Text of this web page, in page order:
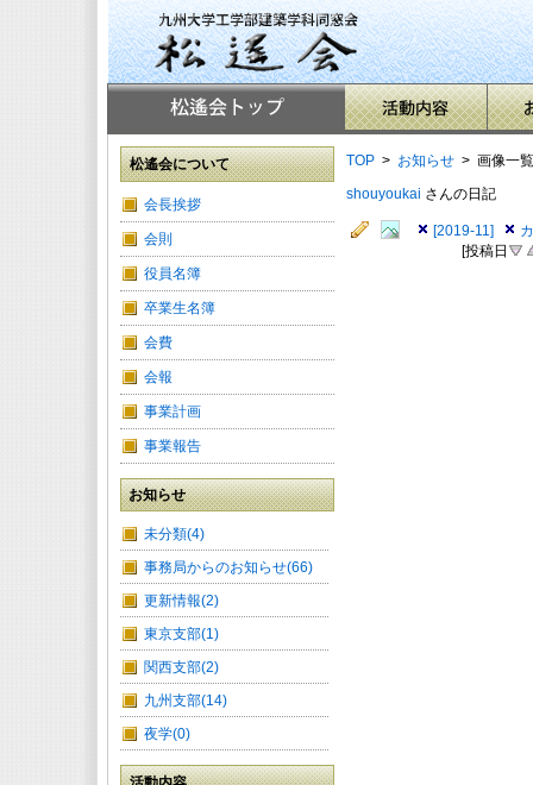
松遙会について
会長挨拶
会則
役員名簿
卒業生名簿
会費
会報
事業計画
事業報告
お知らせ
未分類(4)
事務局からのお知らせ(66)
更新情報(2)
東京支部(1)
関西支部(2)
九州支部(14)
夜学(0)
TOP > お知らせ > 画像一覧
shouyoukai さんの日記
[2019-11]
[投稿日